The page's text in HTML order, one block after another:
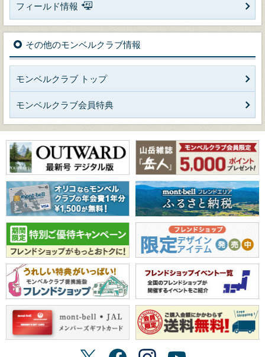
フィールド情報
その他のモンベルクラブ情報
モンベルクラブ トップ
モンベルクラブ会員特典